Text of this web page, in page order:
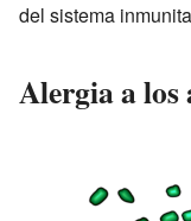
del sistema
Alergia a los